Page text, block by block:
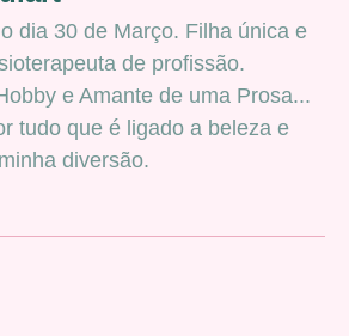
dia 30 de Março. Filha única e
de profissão.
e Amante de uma Prosa...
tudo que é ligado a beleza e
diversão.